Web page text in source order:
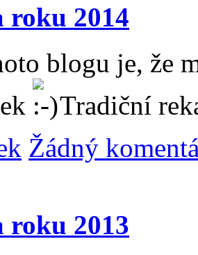
roku 2014
blogu je, že
Tradiční
Žádný
roku 2013